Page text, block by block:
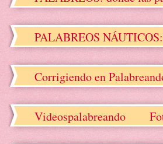
PALABREOS
Corrigiendo en
Videospalabreando